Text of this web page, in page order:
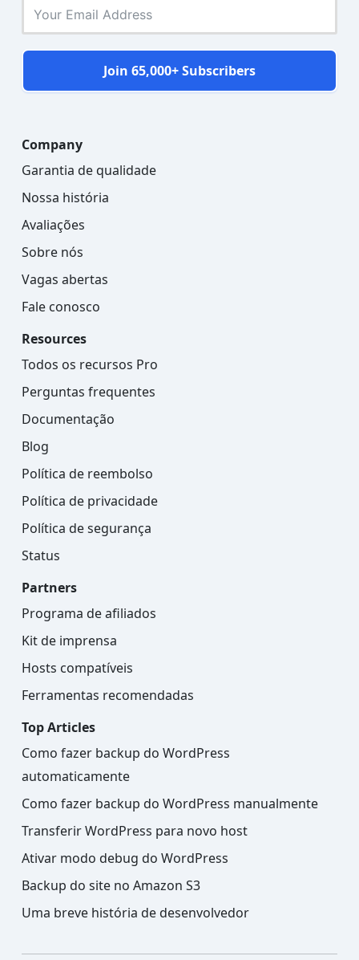
Join 65,000+ Subscribers
Company
Garantia de qualidade
Nossa história
Avaliações
Sobre nós
Vagas abertas
Fale conosco
Resources
Todos os recursos Pro
Perguntas frequentes
Documentação
Blog
Política de reembolso
Política de privacidade
Política de segurança
Status
Partners
Programa de afiliados
Kit de imprensa
Hosts compatíveis
Ferramentas recomendadas
Top Articles
Como fazer backup do WordPress
automaticamente
Como fazer backup do WordPress manualmente
Transferir WordPress para novo host
Ativar modo debug do WordPress
Backup do site no Amazon S3
Uma breve história de desenvolvedor